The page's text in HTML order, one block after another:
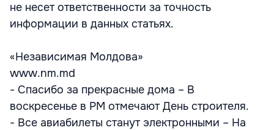
не несет ответственности за точность
информации в данных статьях.
«Независимая Молдова»
www.nm.md
- Спасибо за прекрасные дома – В
воскресенье в РМ отмечают День строителя.
- Все авиабилеты станут электронными – На